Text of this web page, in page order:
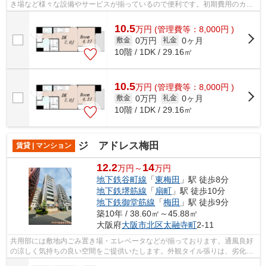
き場など様々な設備やサービスが揃っているので便利です。初期費用のカー
10.5万円 (管理費等：8,000円 )
敷金 0万円 礼金 0ヶ月
10階 / 1DK / 29.16㎡
10.5万円 (管理費等：8,000円 )
敷金 0万円 礼金 0ヶ月
10階 / 1DK / 29.16㎡
賃貸 | マンション ジ アドレス梅田
12.2万円～ 14万円
地下鉄谷町線 「東梅田 」駅 徒歩8分
地下鉄堺筋線 「 扇町 」駅 徒歩10分
地下鉄御堂筋線 「梅田 」駅 徒歩9分
築10年 / 38.60㎡～45.88㎡
大阪府大阪市北区太融寺町2-11
共用部には敷地内ごみ置き場・エレベータなどが揃っております。通風良好
の涼しく気持ちの良い空間をご提供いたします。外観タイル張りは、劣化が
少なくいつまも美しい外観を保ちます...